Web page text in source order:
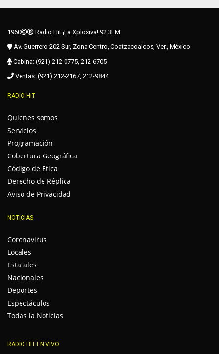
1960
Radio Hit ¡La Xplosiva! 92.3FM
Av. Guerrero 202 Sur, Zona Centro, Coatzacoalcos, Ver., México
Cabina: (921) 212-0775, 212-6705
Ventas: (921) 212-2167, 212-9844
RADIO HIT
Quienes somos
Servicios
Programación
Cobertura Geográfica
Código de Ética
Derecho de Réplica
Aviso de Privacidad
NOTICIAS
Coronavirus
Locales
Estatales
Nacionales
Deportes
Espectáculos
Todas la Noticias
RADIO HIT EN VIVO